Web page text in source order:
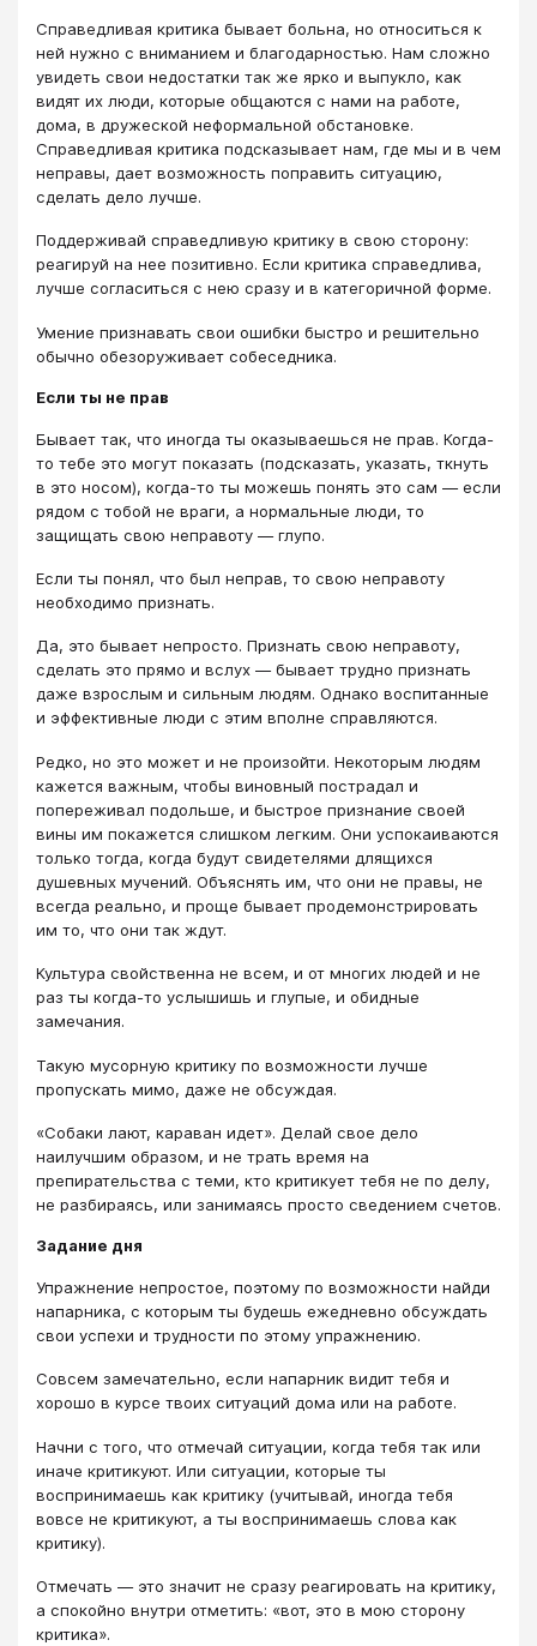
Справедливая критика бывает больна, но относиться к
ней нужно с вниманием и благодарностью. Нам сложно
увидеть свои недостатки так же ярко и выпукло, как
видят их люди, которые общаются с нами на работе,
дома, в дружеской неформальной обстановке.
Справедливая критика подсказывает нам, где мы и в чем
неправы, дает возможность поправить ситуацию,
сделать дело лучше.
Поддерживай справедливую критику в свою сторону:
реагируй на нее позитивно. Если критика справедлива,
лучше согласиться с нею сразу и в категоричной форме.
Умение признавать свои ошибки быстро и решительно
обычно обезоруживает собеседника.
Если ты не прав
Бывает так, что иногда ты оказываешься не прав. Когда-
то тебе это могут показать (подсказать, указать, ткнуть
в это носом), когда-то ты можешь понять это сам — если
рядом с тобой не враги, а нормальные люди, то
защищать свою неправоту — глупо.
Если ты понял, что был неправ, то свою неправоту
необходимо признать.
Да, это бывает непросто. Признать свою неправоту,
сделать это прямо и вслух — бывает трудно признать
даже взрослым и сильным людям. Однако воспитанные
и эффективные люди с этим вполне справляются.
Редко, но это может и не произойти. Некоторым людям
кажется важным, чтобы виновный пострадал и
попереживал подольше, и быстрое признание своей
вины им покажется слишком легким. Они успокаиваются
только тогда, когда будут свидетелями длящихся
душевных мучений. Объяснять им, что они не правы, не
всегда реально, и проще бывает продемонстрировать
им то, что они так ждут.
Культура свойственна не всем, и от многих людей и не
раз ты когда-то услышишь и глупые, и обидные
замечания.
Такую мусорную критику по возможности лучше
пропускать мимо, даже не обсуждая.
«Собаки лают, караван идет». Делай свое дело
наилучшим образом, и не трать время на
препирательства с теми, кто критикует тебя не по делу,
не разбираясь, или занимаясь просто сведением счетов.
Задание дня
Упражнение непростое, поэтому по возможности найди
напарника, с которым ты будешь ежедневно обсуждать
свои успехи и трудности по этому упражнению.
Совсем замечательно, если напарник видит тебя и
хорошо в курсе твоих ситуаций дома или на работе.
Начни с того, что отмечай ситуации, когда тебя так или
иначе критикуют. Или ситуации, которые ты
воспринимаешь как критику (учитывай, иногда тебя
вовсе не критикуют, а ты воспринимаешь слова как
критику).
Отмечать — это значит не сразу реагировать на критику,
а спокойно внутри отметить: «вот, это в мою сторону
критика».